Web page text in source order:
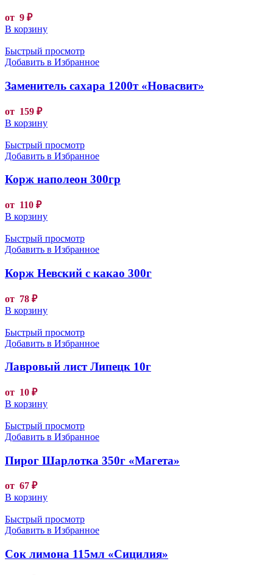
от 9 ₽
В корзину
Быстрый просмотр
Добавить в Избранное
Заменитель сахара 1200т «Новасвит»
от 159 ₽
В корзину
Быстрый просмотр
Добавить в Избранное
Корж наполеон 300гр
от 110 ₽
В корзину
Быстрый просмотр
Добавить в Избранное
Корж Невский с какао 300г
от 78 ₽
В корзину
Быстрый просмотр
Добавить в Избранное
Лавровый лист Липецк 10г
от 10 ₽
В корзину
Быстрый просмотр
Добавить в Избранное
Пирог Шарлотка 350г «Магета»
от 67 ₽
В корзину
Быстрый просмотр
Добавить в Избранное
Сок лимона 115мл «Сицилия»